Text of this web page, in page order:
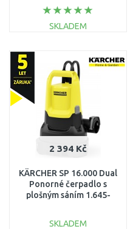
SKLADEM
Porovnat
2 394 Kč
KÄRCHER SP 16.000 Dual
Ponorné čerpadlo s
plošným sáním 1.645-
SKLADEM